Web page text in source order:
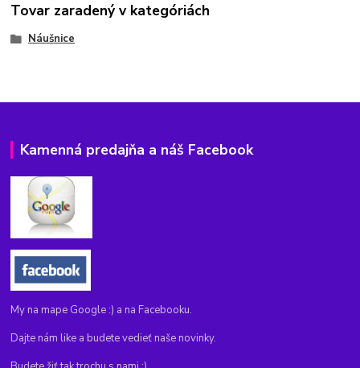
Tovar zaradený v kategóriách
Náušnice
Kamenná predajňa a náš Facebook
My na mape Google :) a na Facebooku.
Dajte nám like a budete vedieť naše novinky.